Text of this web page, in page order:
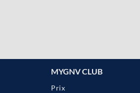
MYGNV CLUB
Prix